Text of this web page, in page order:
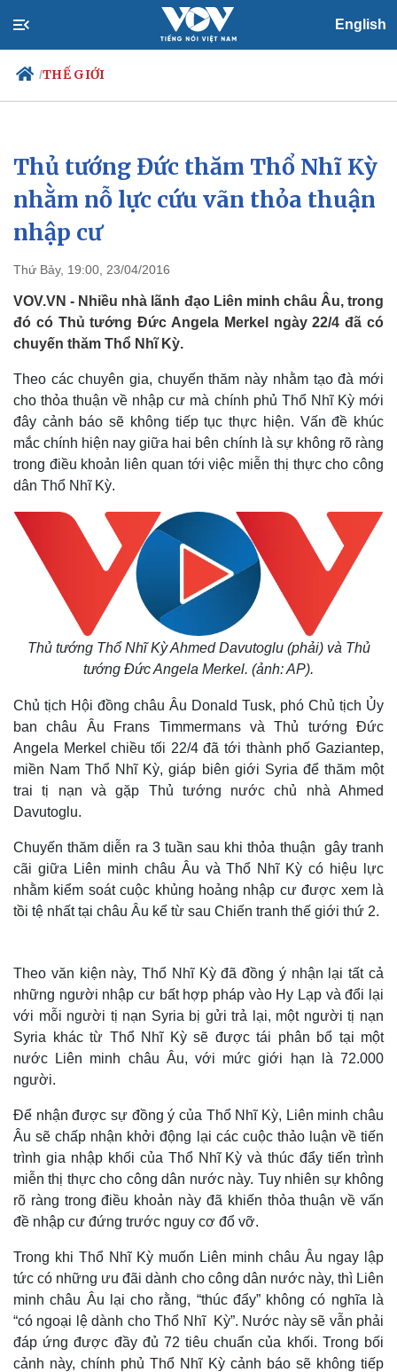
English
/THẾ GIỚI
Chính trị
Đảng
Tổ chức nhân sự
Quốc hội
Nhận diện sự thật
Xã hội
Tin 24h
Dự báo thời tiết
Thủ tướng Đức thăm Thổ Nhĩ Kỳ
nhằm nỗ lực cứu vãn thỏa thuận
nhập cư
Thứ Bảy, 19:00, 23/04/2016
VOV.VN - Nhiều nhà lãnh đạo Liên minh châu Âu, trong
đó có Thủ tướng Đức Angela Merkel ngày 22/4 đã có
chuyến thăm Thổ Nhĩ Kỳ.
Theo các chuyên gia, chuyến thăm này nhằm tạo đà mới
cho thỏa thuận về nhập cư mà chính phủ Thổ Nhĩ Kỳ mới
đây cảnh báo sẽ không tiếp tục thực hiện. Vấn đề khúc
mắc chính hiện nay giữa hai bên chính là sự không rõ ràng
trong điều khoản liên quan tới việc miễn thị thực cho công
dân Thổ Nhĩ Kỳ.
Thủ tướng Thổ Nhĩ Kỳ Ahmed Davutoglu (phải) và Thủ
tướng Đức Angela Merkel. (ảnh: AP).
Chủ tịch Hội đồng châu Âu Donald Tusk, phó Chủ tịch Ủy
ban châu Âu Frans Timmermans và Thủ tướng Đức
Angela Merkel chiều tối 22/4 đã tới thành phố Gaziantep,
miền Nam Thổ Nhĩ Kỳ, giáp biên giới Syria để thăm một
trai tị nạn và gặp Thủ tướng nước chủ nhà Ahmed
Davutoglu.
Chuyến thăm diễn ra 3 tuần sau khi thỏa thuận gây tranh
cãi giữa Liên minh châu Âu và Thổ Nhĩ Kỳ có hiệu lực
nhằm kiểm soát cuộc khủng hoảng nhập cư được xem là
tồi tệ nhất tại châu Âu kể từ sau Chiến tranh thế giới thứ 2.
Theo văn kiện này, Thổ Nhĩ Kỳ đã đồng ý nhận lại tất cả
những người nhập cư bất hợp pháp vào Hy Lạp và đổi lại
với mỗi người tị nạn Syria bị gửi trả lại, một người tị nạn
Syria khác từ Thổ Nhĩ Kỳ sẽ được tái phân bổ tại một
nước Liên minh châu Âu, với mức giới hạn là 72.000
người.
Để nhận được sự đồng ý của Thổ Nhĩ Kỳ, Liên minh châu
Âu sẽ chấp nhận khởi động lại các cuộc thảo luận về tiến
trình gia nhập khối của Thổ Nhĩ Kỳ và thúc đẩy tiến trình
miễn thị thực cho công dân nước này. Tuy nhiên sự không
rõ ràng trong điều khoản này đã khiến thỏa thuận về vấn
đề nhập cư đứng trước nguy cơ đổ vỡ.
Trong khi Thổ Nhĩ Kỳ muốn Liên minh châu Âu ngay lập
tức có những ưu đãi dành cho công dân nước này, thì Liên
minh châu Âu lại cho rằng, “thúc đẩy” không có nghĩa là
“có ngoại lệ dành cho Thổ Nhĩ Kỳ”. Nước này sẽ vẫn phải
đáp ứng được đầy đủ 72 tiêu chuẩn của khối. Trong bối
cảnh này, chính phủ Thổ Nhĩ Kỳ cảnh báo sẽ không tiếp